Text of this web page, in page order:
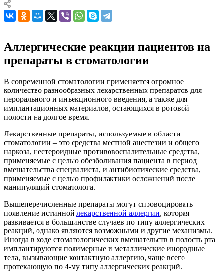
Аллергические реакции пациентов на
препараты в стоматологии
В современной стоматологии применяется огромное
количество разнообразных лекарственных препаратов для
перорального и инъекционного введения, а также для
имплантационных материалов, остающихся в ротовой
полости на долгое время.
Лекарственные препараты, используемые в области
стоматологии – это средства местной анестезии и общего
наркоза, нестероидные противовоспалительные средства,
применяемые с целью обезболивания пациента в период
вмешательства специалиста, и антибиотические средства,
применяемые с целью профилактики осложнений после
манипуляций стоматолога.
Вышеперечисленные препараты могут спровоцировать
появление истинной лекарственной аллергии, которая
развивается в большинстве случаев по типу аллергических
реакций, однако являются возможными и другие механизмы.
Иногда в ходе стоматологических вмешательств в полость рта
имплантируются полимерные и металлические инородные
тела, вызывающие контактную аллергию, чаще всего
протекающую по 4-му типу аллергических реакций.